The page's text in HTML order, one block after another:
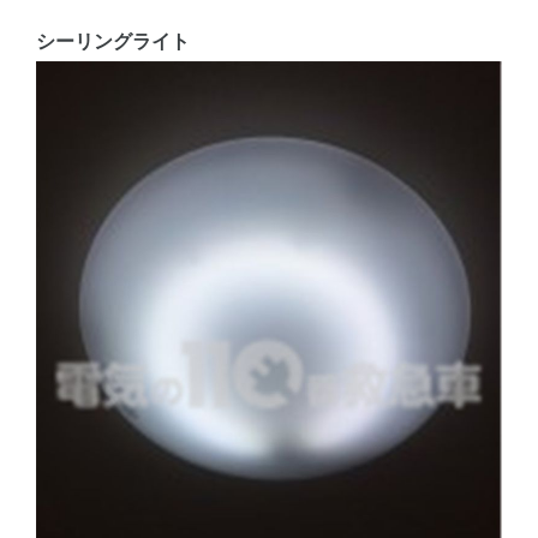
シーリングライト